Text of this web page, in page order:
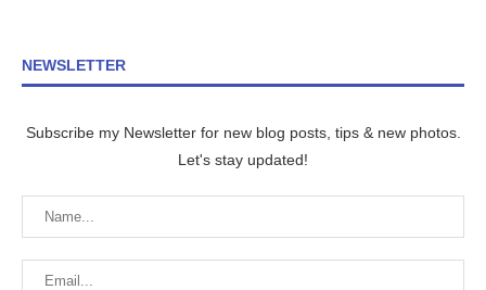
NEWSLETTER
Subscribe my Newsletter for new blog posts, tips & new photos.
Let's stay updated!